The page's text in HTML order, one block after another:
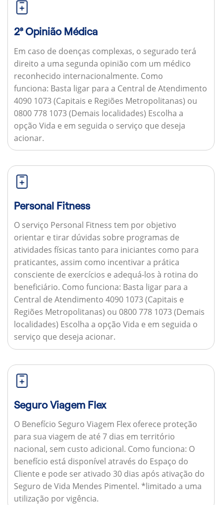
2ª Opinião Médica
Em caso de doenças complexas, o segurado terá
direito a uma segunda opinião com um médico
reconhecido internacionalmente. Como
funciona: Basta ligar para a Central de Atendimento
4090 1073 (Capitais e Regiões Metropolitanas) ou
0800 778 1073 (Demais localidades) Escolha a
opção Vida e em seguida o serviço que deseja
acionar.
Personal Fitness
O serviço Personal Fitness tem por objetivo
orientar e tirar dúvidas sobre programas de
atividades físicas tanto para iniciantes como para
praticantes, assim como incentivar a prática
consciente de exercícios e adequá-los à rotina do
beneficiário. Como funciona: Basta ligar para a
Central de Atendimento 4090 1073 (Capitais e
Regiões Metropolitanas) ou 0800 778 1073 (Demais
localidades) Escolha a opção Vida e em seguida o
serviço que deseja acionar.
Seguro Viagem Flex
O Benefício Seguro Viagem Flex oferece proteção
para sua viagem de até 7 dias em território
nacional, sem custo adicional. Como funciona: O
benefício está disponível através do Espaço do
Cliente e pode ser ativado 30 dias após ativação do
Seguro de Vida Mendes Pimentel. *limitado a uma
utilização por vigência.